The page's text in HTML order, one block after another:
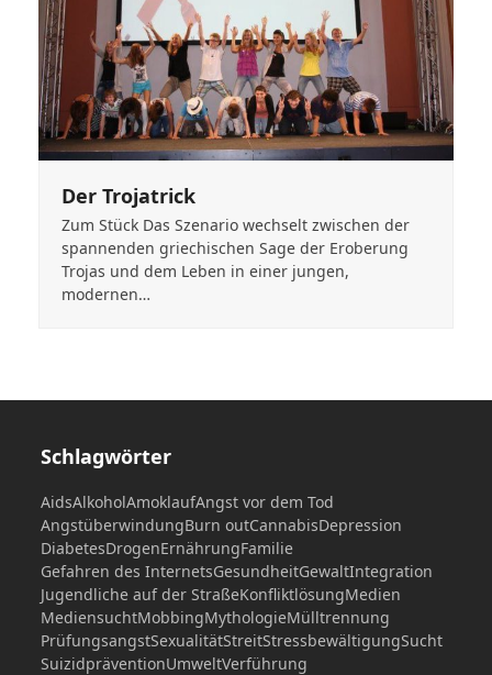
Der Trojatrick
Zum Stück Das Szenario wechselt zwischen der
spannenden griechischen Sage der Eroberung
Trojas und dem Leben in einer jungen,
modernen…
Schlagwörter
AidsAlkoholAmoklaufAngst vor dem Tod
AngstüberwindungBurn outCannabisDepression
DiabetesDrogenErnährungFamilie
Gefahren des InternetsGesundheitGewaltIntegration
Jugendliche auf der StraßeKonfliktlösungMedien
MediensuchtMobbingMythologieMülltrennung
PrüfungsangstSexualitätStreitStressbewältigungSucht
SuizidpräventionUmweltVerführung